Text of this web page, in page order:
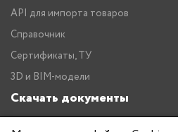
API для импорта товаров
Справочник
Сертификаты, ТУ
3D и BIM-модели
Скачать документы